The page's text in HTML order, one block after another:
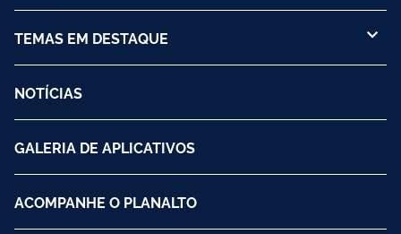
TEMAS EM DESTAQUE
NOTÍCIAS
GALERIA DE APLICATIVOS
ACOMPANHE O PLANALTO